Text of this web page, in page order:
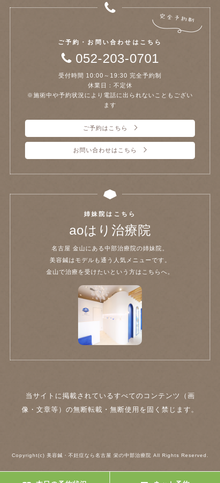
ご予約・お問い合わせはこちら
052-203-0701
受付時間 10:00～19:30 完全予約制
休業日：不定休
※施術中や予約状況により電話に出られないこともござい
ます
ご予約はこちら
お問い合わせはこちら
姉妹院はこちら
aoはり治療院
名古屋 金山にある中部治療院の姉妹院。
美容鍼はモデルも通う人気メニューです。
金山で治療を受けたいという方はこちらへ。
当サイトに掲載されているすべてのコンテンツ（画
像・文章等）の無断転載・無断使用を固く禁じます。
Copyright(c) 美容鍼・不妊症なら名古屋 栄の中部治療院 All Rights Reserved.